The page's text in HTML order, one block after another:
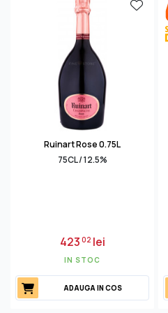
Ruinart Rose 0.75L
75CL / 12.5%
42302lei
IN STOC
ADAUGA IN COS